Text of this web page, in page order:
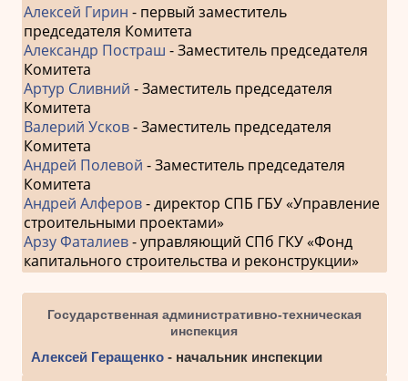
Алексей Гирин - первый заместитель
председателя Комитета
Александр Постраш - Заместитель председателя
Комитета
Артур Сливний - Заместитель председателя
Комитета
Валерий Усков- Заместитель председателя
Комитета
Андрей Полевой - Заместитель председателя
Комитета
Андрей Алферов- директор СПБ ГБУ «Управление
строительными проектами»
Арзу Фаталиев- управляющий СПб ГКУ «Фонд
капитального строительства и реконструкции»
Государственная административно-техническая
инспекция
Алексей Геращенко- начальник инспекции